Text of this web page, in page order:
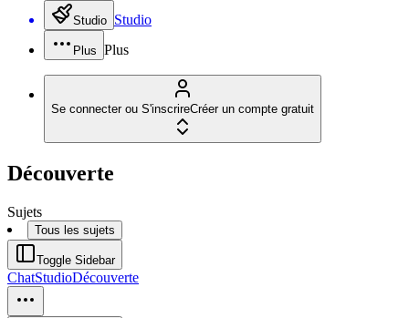
Studio Studio
Plus Plus
Se connecter ou S'inscrireCréer un compte gratuit
Découverte
Sujets
Tous les sujets
Toggle Sidebar
ChatStudioDécouverte